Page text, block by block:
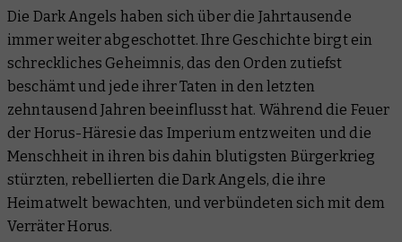
Die Dark Angels haben sich über die Jahrtausende
immer weiter abgeschottet. Ihre Geschichte birgt ein
schreckliches Geheimnis, das den Orden zutiefst
beschämt und jede ihrer Taten in den letzten
zehntausend Jahren beeinflusst hat. Während die Feuer
der Horus-Häresie das Imperium entzweiten und die
Menschheit in ihren bis dahin blutigsten Bürgerkrieg
stürzten, rebellierten die Dark Angels, die ihre
Heimatwelt bewachten, und verbündeten sich mit dem
Verräter Horus.